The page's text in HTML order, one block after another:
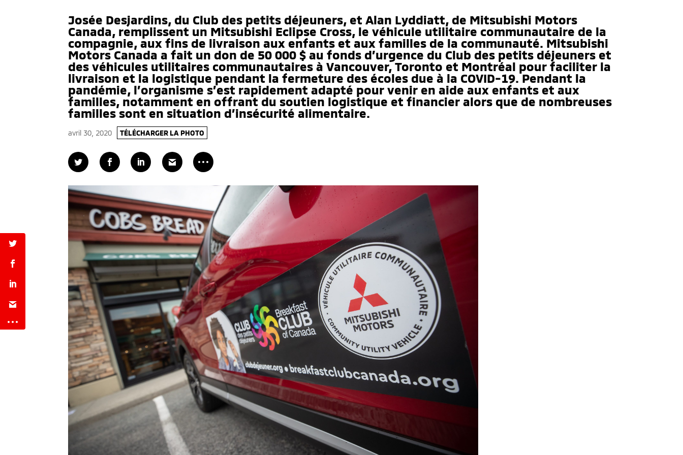
Josée Desjardins, du Club des petits déjeuners, et Alan Lyddiatt, de Mitsubishi Motors
Canada, remplissent un Mitsubishi Eclipse Cross, le véhicule utilitaire communautaire de la
compagnie, aux fins de livraison aux enfants et aux familles de la communauté. Mitsubishi
Motors Canada a fait un don de 50 000 $ au fonds d’urgence du Club des petits déjeuners et
des véhicules utilitaires communautaires à Vancouver, Toronto et Montréal pour faciliter la
livraison et la logistique pendant la fermeture des écoles due à la COVID-19. Pendant la
pandémie, l’organisme s’est rapidement adapté pour venir en aide aux enfants et aux
familles, notamment en offrant du soutien logistique et financier alors que de nombreuses
familles sont en situation d’insécurité alimentaire.
avril 30, 2020 TÉLÉCHARGER LA PHOTO